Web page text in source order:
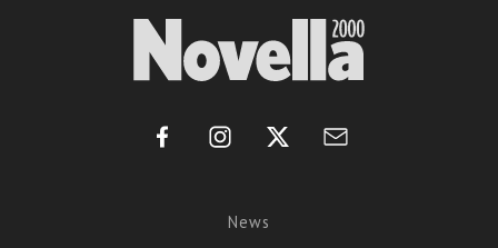
News